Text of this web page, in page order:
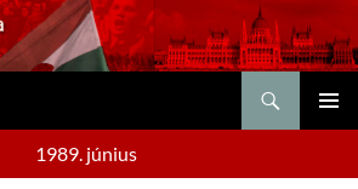
1989. június